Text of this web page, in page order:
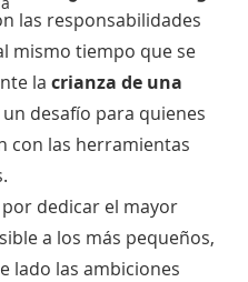
las responsabilidades
mismo tiempo que se
la crianza de una
un desafío para quienes
con las herramientas
dedicar el mayor
a los más pequeños,
lado las ambiciones